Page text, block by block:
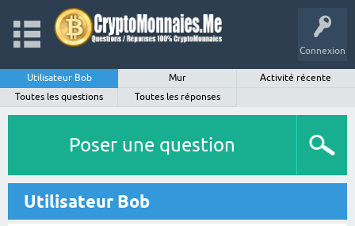
Connexion
Utilisateur Bob Mur
Activité récente
Toutes les questions
Toutes les réponses
Poser une question
Utilisateur Bob